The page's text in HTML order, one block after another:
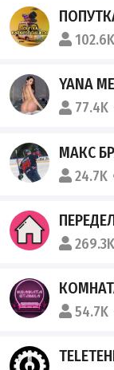
102.6K
YANA
77.4K
МАКС
24.7K
269.3K
54.7K